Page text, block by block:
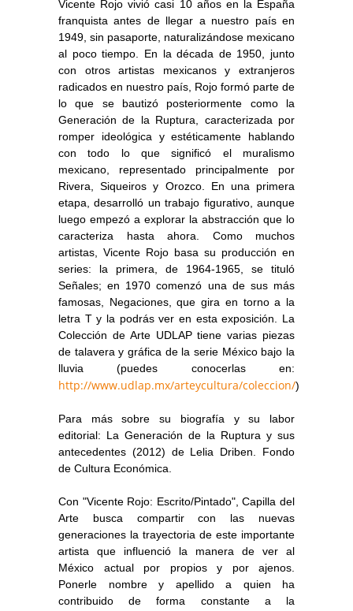
Vicente Rojo vivió casi 10 años en la España
franquista antes de llegar a nuestro país en
1949, sin pasaporte, naturalizándose mexicano
al poco tiempo. En la década de 1950, junto
con otros artistas mexicanos y extranjeros
radicados en nuestro país, Rojo formó parte de
lo que se bautizó posteriormente como la
Generación de la Ruptura, caracterizada por
romper ideológica y estéticamente hablando
con todo lo que significó el muralismo
mexicano, representado principalmente por
Rivera, Siqueiros y Orozco. En una primera
etapa, desarrolló un trabajo figurativo, aunque
luego empezó a explorar la abstracción que lo
caracteriza hasta ahora. Como muchos
artistas, Vicente Rojo basa su producción en
series: la primera, de 1964-1965, se tituló
Señales; en 1970 comenzó una de sus más
famosas, Negaciones, que gira en torno a la
letra T y la podrás ver en esta exposición. La
Colección de Arte UDLAP tiene varias piezas
de talavera y gráfica de la serie México bajo la
lluvia (puedes conocerlas en:
http://www.udlap.mx/arteycultura/coleccion/)
Para más sobre su biografía y su labor
editorial: La Generación de la Ruptura y sus
antecedentes (2012) de Lelia Driben. Fondo
de Cultura Económica.
Con "Vicente Rojo: Escrito/Pintado", Capilla del
Arte busca compartir con las nuevas
generaciones la trayectoria de este importante
artista que influenció la manera de ver al
México actual por propios y por ajenos.
Ponerle nombre y apellido a quien ha
contribuido de forma constante a la